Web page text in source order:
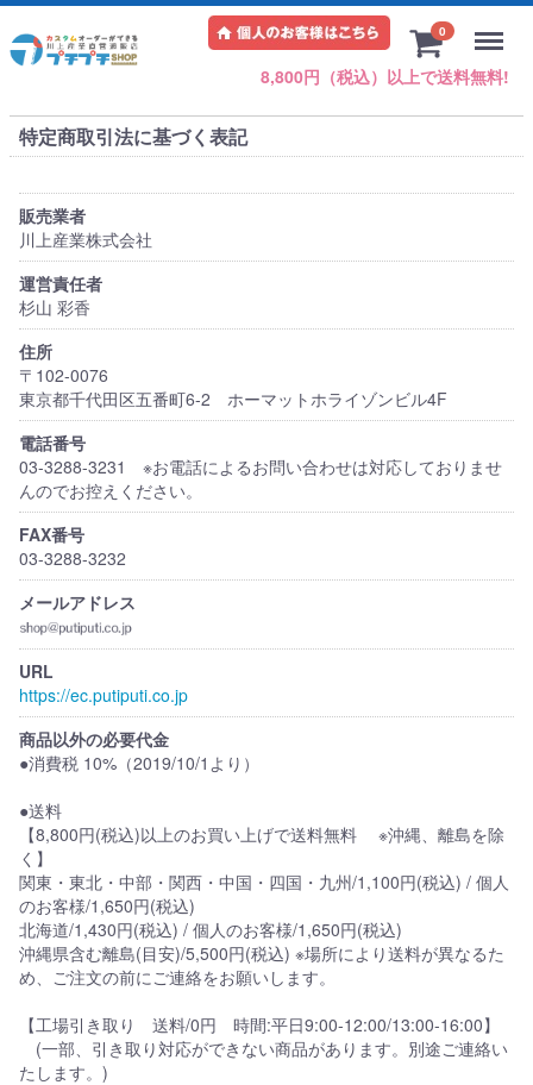
0
8,800円（税込）以上で送料無料!
Menu
特定商取引法に基づく表記
販売業者
川上産業株式会社
運営責任者
杉山 彩香
住所
〒102-0076
東京都千代田区五番町6-2 ホーマットホライゾンビル4F
電話番号
03-3288-3231 ※お電話によるお問い合わせは対応しておりませ
んのでお控えください。
FAX番号
03-3288-3232
メールアドレス
URL
https://ec.putiputi.co.jp
商品以外の必要代金
●消費税 10%（2019/10/1より）
●送料
【8,800円(税込)以上のお買い上げで送料無料 ※沖縄、離島を除
く】
関東・東北・中部・関西・中国・四国・九州/1,100円(税込) / 個人
のお客様/1,650円(税込)
北海道/1,430円(税込) / 個人のお客様/1,650円(税込)
沖縄県含む離島(目安)/5,500円(税込) ※場所により送料が異なるた
め、ご注文の前にご連絡をお願いします。
【工場引き取り 送料/0円 時間:平日9:00-12:00/13:00-16:00】
(一部、引き取り対応ができない商品があります。別途ご連絡い
たします。)